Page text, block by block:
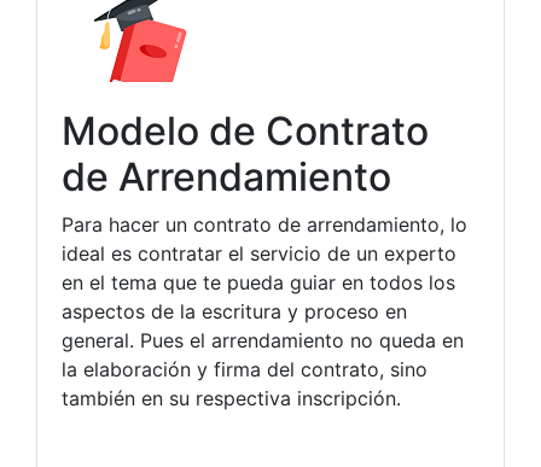
Modelo de Contrato
de Arrendamiento
Para hacer un contrato de arrendamiento, lo
ideal es contratar el servicio de un experto
en el tema que te pueda guiar en todos los
aspectos de la escritura y proceso en
general. Pues el arrendamiento no queda en
la elaboración y firma del contrato, sino
también en su respectiva inscripción.